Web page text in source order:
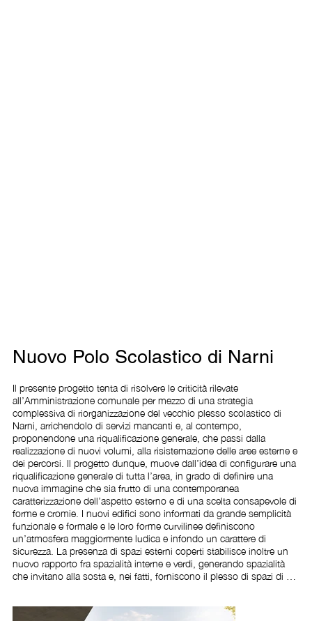
Il presente progetto tenta di risolvere le criticità rilevate
all’Amministrazione comunale per mezzo di una strategia
complessiva di riorganizzazione del vecchio plesso scolastico di
Narni, arrichendolo di servizi mancanti e, al contempo,
proponendone una riqualificazione generale, che passi dalla
realizzazione di nuovi volumi, alla risistemazione delle aree esterne e
dei percorsi. Il progetto dunque, muove dall’idea di configurare una
riqualificazione generale di tutta l’area, in grado di definire una
nuova immagine che sia frutto di una contemporanea
caratterizzazione dell’aspetto esterno e di una scelta consapevole di
forme e cromie. I nuovi edifici sono informati da grande semplicità
funzionale e formale e le loro forme curvilinee definiscono
un’atmosfera maggiormente ludica e infondo un carattere di
sicurezza. La presenza di spazi esterni coperti stabilisce inoltre un
nuovo rapporto fra spazialità interne e verdi, generando spazialità
che invitano alla sosta e, nei fatti, forniscono il plesso di spazi di
adiacenti, instaurando con esse un dialogo che punta
Nuovo Polo Scolastico di Narni